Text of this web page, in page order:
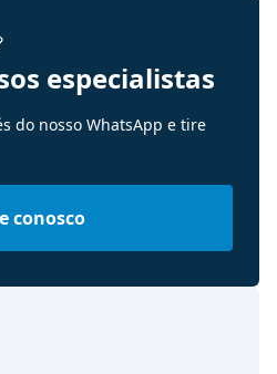
especialistas
do nosso WhatsApp e tire
conosco